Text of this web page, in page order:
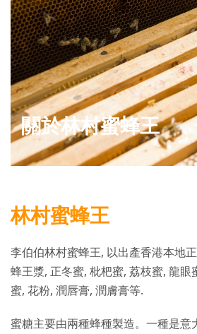
關於林村蜜蜂王
林村蜜蜂王
李伯伯林村蜜蜂王, 以出產香港本地
蜂王漿, 正冬蜜, 枇杷蜜, 荔枝蜜, 龍眼
蜜, 花粉, 潤唇膏, 潤膚膏等.
蜜糖主要由兩種蜂種製造。一種是意